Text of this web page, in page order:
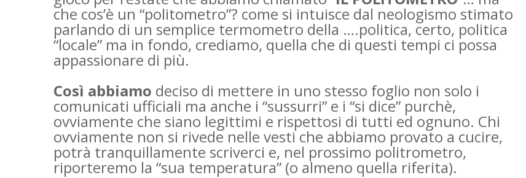
che cos’è un “politometro”? come si intuisce dal neologismo stimato
parlando di un semplice termometro della ….politica, certo, politica
“locale” ma in fondo, crediamo, quella che di questi tempi ci possa
appassionare di più.
Così abbiamo deciso di mettere in uno stesso foglio non solo i
comunicati ufficiali ma anche i “sussurri” e i “si dice” purchè,
ovviamente che siano legittimi e rispettosi di tutti ed ognuno. Chi
ovviamente non si rivede nelle vesti che abbiamo provato a cucire,
potrà tranquillamente scriverci e, nel prossimo politrometro,
riporteremo la “sua temperatura” (o almeno quella riferita).